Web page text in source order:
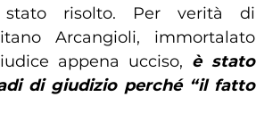
risolto. Per verità di
Arcangioli, immortalato
appena ucciso, è stato
di giudizio perché “il fatto